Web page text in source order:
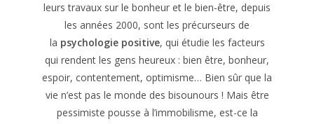
leurs travaux sur le bonheur et le bien-être, depuis
les années 2000, sont les précurseurs de
la psychologie positive, qui étudie les facteurs
qui rendent les gens heureux : bien être, bonheur,
espoir, contentement, optimisme… Bien sûr que la
vie n’est pas le monde des bisounours ! Mais être
pessimiste pousse à l’immobilisme, est-ce la